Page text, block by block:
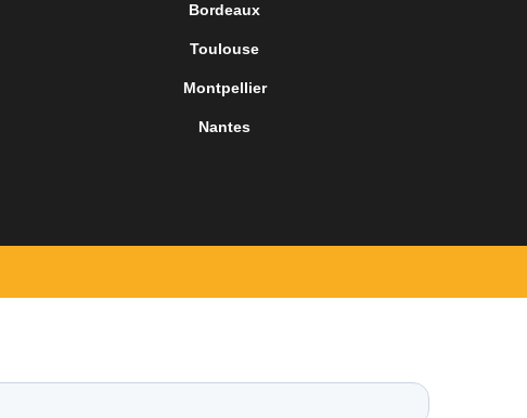
Bordeaux
Toulouse
Montpellier
Nantes